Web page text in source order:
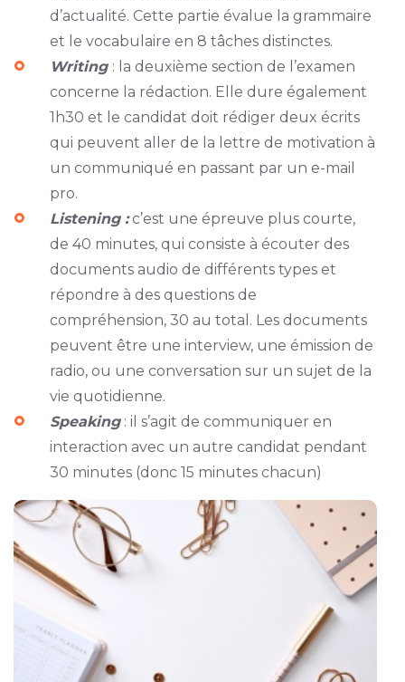
d’actualité. Cette partie évalue la grammaire
et le vocabulaire en 8 tâches distinctes.
Writing : la deuxième section de l’examen
concerne la rédaction. Elle dure également
1h30 et le candidat doit rédiger deux écrits
qui peuvent aller de la lettre de motivation à
un communiqué en passant par un e-mail
pro.
Listening :c’est une épreuve plus courte,
de 40 minutes, qui consiste à écouter des
documents audio de différents types et
répondre à des questions de
compréhension, 30 au total. Les documents
peuvent être une interview, une émission de
radio, ou une conversation sur un sujet de la
vie quotidienne.
Speaking: il s’agit de communiquer en
interaction avec un autre candidat pendant
30 minutes (donc 15 minutes chacun)